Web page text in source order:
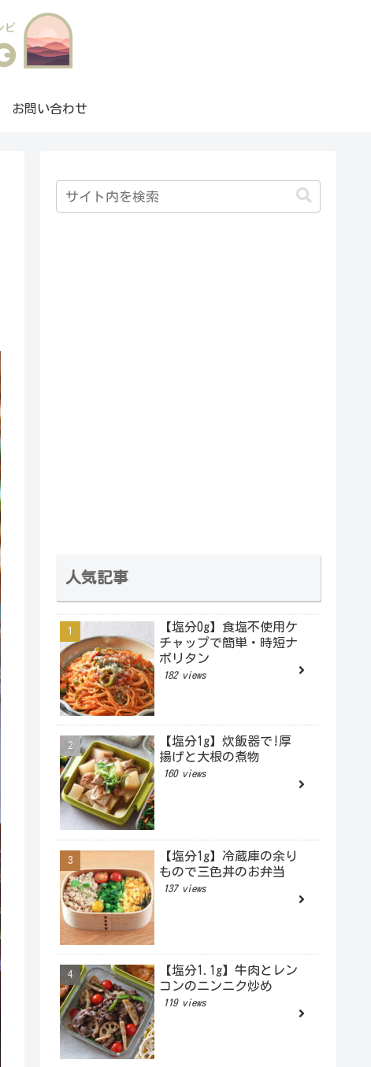
お問い合わせ
人気記事
【塩分0g】食塩不使用ケ
チャップで簡単・時短ナ
ポリタン
182 views
【塩分1g】炊飯器で!厚
揚げと大根の煮物
160 views
【塩分1g】冷蔵庫の余り
もので三色丼のお弁当
137 views
【塩分1.1g】牛肉とレン
コンのニンニク炒め
119 views